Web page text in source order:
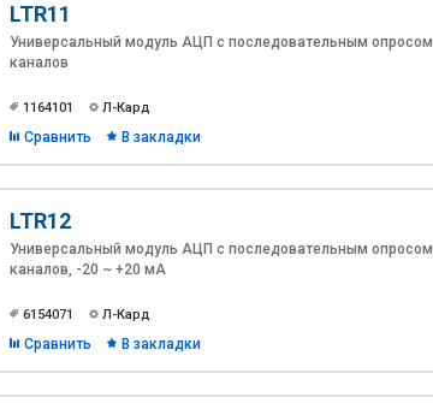
LTR11
Универсальный модуль АЦП с последовательным опросом
каналов
1164101 Л-Кард
Сравнить В закладки
LTR12
Универсальный модуль АЦП с последовательным опросом
каналов, -20 ~ +20 мА
6154071 Л-Кард
Сравнить В закладки